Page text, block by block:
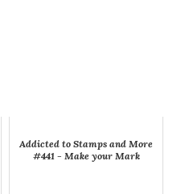
Addicted to Stamps and More
#441 - Make your Mark